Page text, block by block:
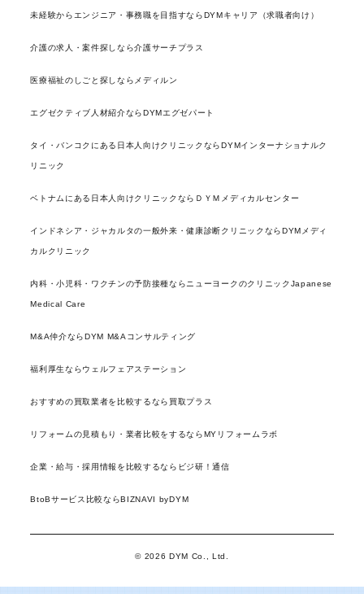
未経験からエンジニア・事務職を目指すならDYMキャリア（求職者向け）
介護の求人・案件探しなら介護サーチプラス
医療福祉のしごと探しならメディルン
エグゼクティブ人材紹介ならDYMエグゼパート
タイ・バンコクにある日本人向けクリニックならDYMインターナショナルク
リニック
ベトナムにある日本人向けクリニックならＤＹＭメディカルセンター
インドネシア・ジャカルタの一般外来・健康診断クリニックならDYMメディ
カルクリニック
内科・小児科・ワクチンの予防接種ならニューヨークのクリニックJapanese
Medical Care
M&A仲介ならDYM M&Aコンサルティング
福利厚生ならウェルフェアステーション
おすすめの買取業者を比較するなら買取プラス
リフォームの見積もり・業者比較をするならMYリフォームラボ
企業・給与・採用情報を比較するならビジ研！通信
BtoBサービス比較ならBIZNAVI byDYM
© 2026 DYM Co., Ltd.